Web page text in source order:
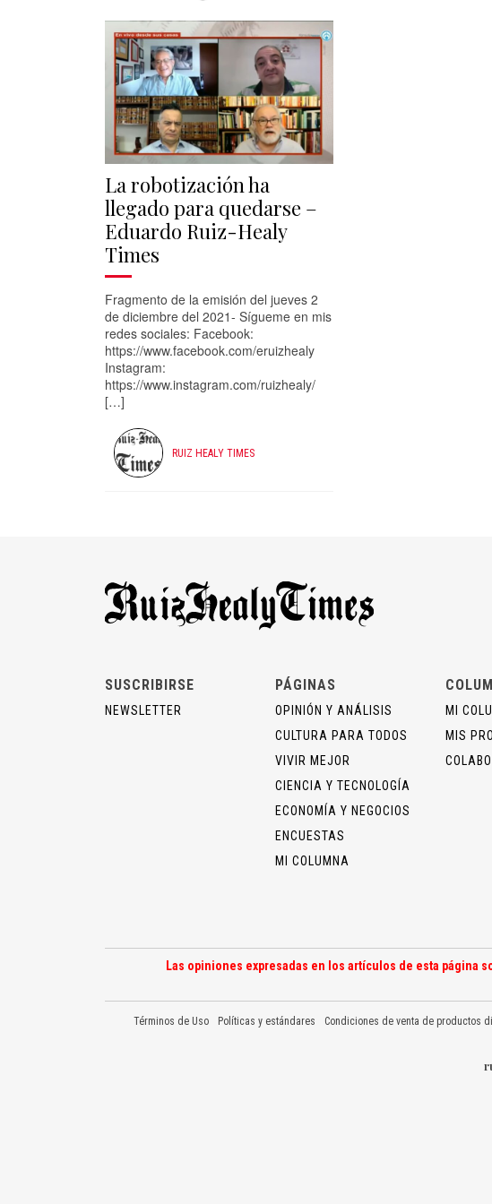
La robotización ha
llegado para quedarse –
Eduardo Ruiz-Healy
Times
Fragmento de la emisión del jueves 2
de diciembre del 2021- Sígueme en mis
redes sociales: Facebook:
https://www.facebook.com/eruizhealy
Instagram:
https://www.instagram.com/ruizhealy/
[…]
RUIZ HEALY TIMES
SUSCRIBIRSE
NEWSLETTER
PÁGINAS
OPINIÓN Y ANÁLISIS
CULTURA PARA TODOS
VIVIR MEJOR
CIENCIA Y TECNOLOGÍA
ECONOMÍA Y NEGOCIOS
ENCUESTAS
MI COLUMNA
MI
MIS
Las opiniones expresadas en los artículos de esta página
Términos de Uso Políticas y estándares Condiciones de venta de productos